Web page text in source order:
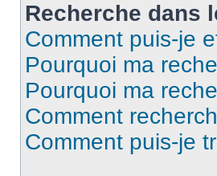
Recherche dans
Comment puis-je
Pourquoi ma
Pourquoi ma
Comment
Comment puis-je